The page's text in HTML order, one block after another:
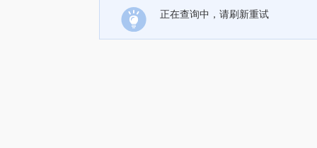
正在查询中，请刷新重试